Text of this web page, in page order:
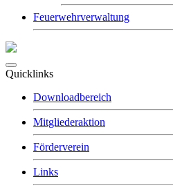
Feuerwehrverwaltung
Quicklinks
Downloadbereich
Mitgliederaktion
Förderverein
Links